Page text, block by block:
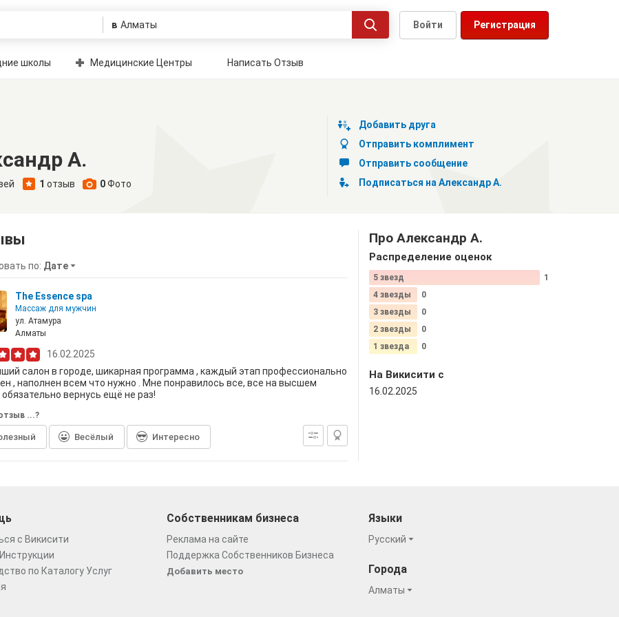
в Регистрация
Войти
школы Медицинские Центры Написать Отзыв
А.
1 отзыв 0Фото
Добавить друга
Отправить комплимент
Отправить сообщение
Подписаться на Александр А.
по: Дате
The Essence spa
Массаж для мужчин
ул. Атамура
Алматы
16.02.2025
салон в городе, шикарная программа , каждый этап профессионально
, наполнен всем что нужно . Мне понравилось все, все на высшем
обязательно вернусь ещё не раз!
...?
Весёлый Интересно
Про Александр А.
Распределение оценок
5 звезд
1
4 звезды
0
3 звезды
0
2 звезды
0
1 звезда
0
На Викисити c
16.02.2025
с Викисити
по Каталогу Услуг
Собственникам бизнеса
Реклама на сайте
Поддержка Собственников Бизнеса
Добавить место
Языки
Русский
Города
Алматы